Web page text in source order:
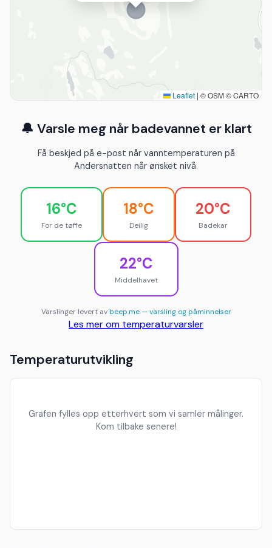
Leaflet | © OSM © CARTO
🔔 Varsle meg når badevannet er klart
Få beskjed på e-post når vanntemperaturen på
Andersnatten når ønsket nivå.
16°C
For de tøffe
18°C
Deilig
20°C
Badekar
22°C
Middelhavet
Varslinger levert avbeep.me — varsling og påminnelser
Les mer om temperaturvarsler
Temperaturutvikling
Grafen fylles opp etterhvert som vi samler målinger.
Kom tilbake senere!